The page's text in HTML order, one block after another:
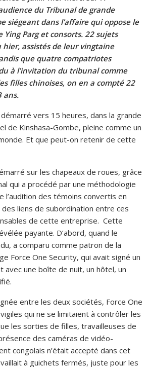
du Tribunal de grande
siégeant dans l’affaire qui oppose le
Ying Parg et consorts. 22 sujets
assistés de leur vingtaine
que quatre compatriotes
à l’invitation du tribunal comme
filles chinoises, on en a compté 22
ans.
vers 15 heures, dans la grande
de Kinshasa-Gombe, pleine comme un
Et que peut-on retenir de cette
sur les chapeaux de roues, grâce
qui a procédé par une méthodologie
l’audition des témoins convertis en
liens de subordination entre ces
de cette entreprise. Cette
payante. D’abord, quand le
a comparu comme patron de la
Force One Security, qui avait signé un
une boîte de nuit, un hôtel, un
entre les deux sociétés, Force One
qui ne se limitaient à contrôler les
les sorties de filles, travailleuses de
des caméras de vidéo-
congolais n’était accepté dans cet
à guichets fermés, juste pour les